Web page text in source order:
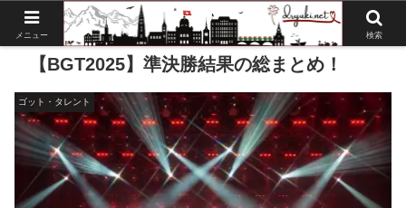
【BGT2025】準決勝結果の総まとめ！
ゴット・タレント
メニュー 検索